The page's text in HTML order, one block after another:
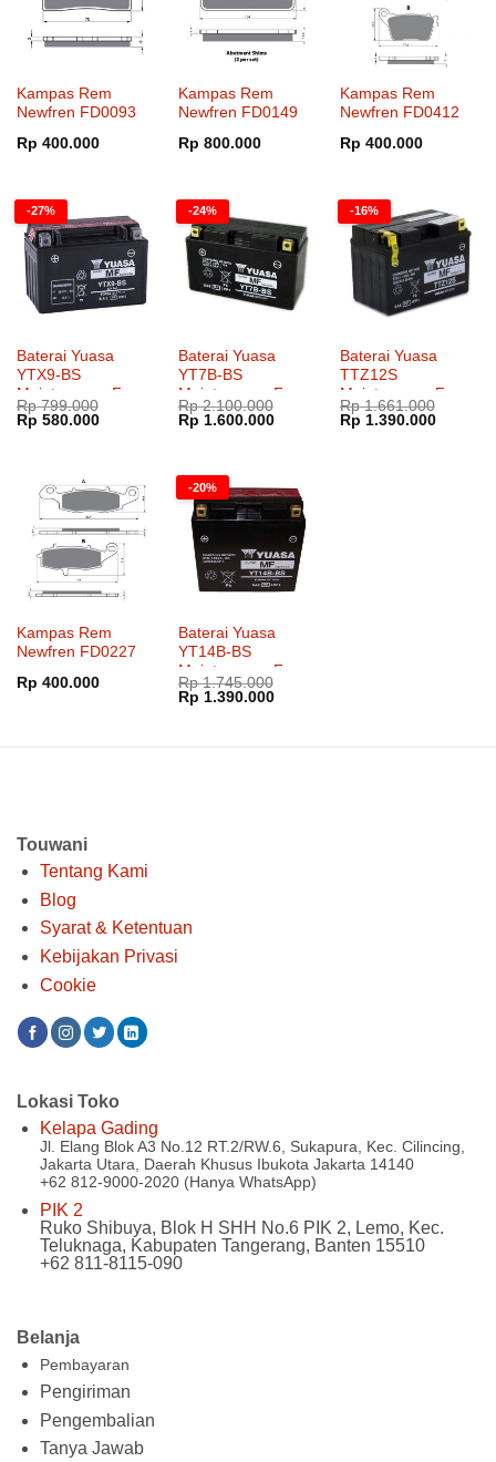
Kampas Rem
Newfren FD0093
Rp 400.000
Kampas Rem
Newfren FD0149
Rp 800.000
Kampas Rem
Newfren FD0412
Rp 400.000
-27%
Baterai Yuasa
YTX9-BS
Maintenance Free
Rp799.000
Harga
aslinya
Rp 580.000Harga
Rp 580.000.
-24%
Baterai Yuasa
YT7B-BS
Maintenance Free
Rp2.100.000
Harga
aslinya
Rp 1.600.000Harga
-16%
Baterai Yuasa
TTZ12S
Maintenance Free
Rp1.661.000
Harga
aslinya
Rp 1.390.000Harga
Kampas Rem
Newfren FD0227
Rp 400.000
-20%
Baterai Yuasa
YT14B-BS
Maintenance Free
Rp1.745.000
Harga
aslinya
Rp 1.390.000Harga
Rp 1.390.000.
Touwani
Tentang Kami
Blog
Syarat & Ketentuan
Kebijakan Privasi
Cookie
Belanja
Pembayaran
Pengiriman
Pengembalian
Tanya Jawab
Lokasi Toko
Kelapa Gading
Jl. Elang Blok A3 No.12 RT.2/RW.6, Sukapura, Kec. Cilincing,
Jakarta Utara, Daerah Khusus Ibukota Jakarta 14140
+62 812-9000-2020 (Hanya WhatsApp)
PIK 2
Ruko Shibuya, Blok H SHH No.6 PIK 2, Lemo, Kec.
Teluknaga, Kabupaten Tangerang, Banten 15510
+62 811-8115-090